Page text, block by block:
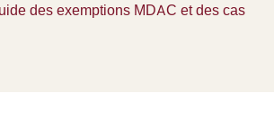
des exemptions MDAC et des cas